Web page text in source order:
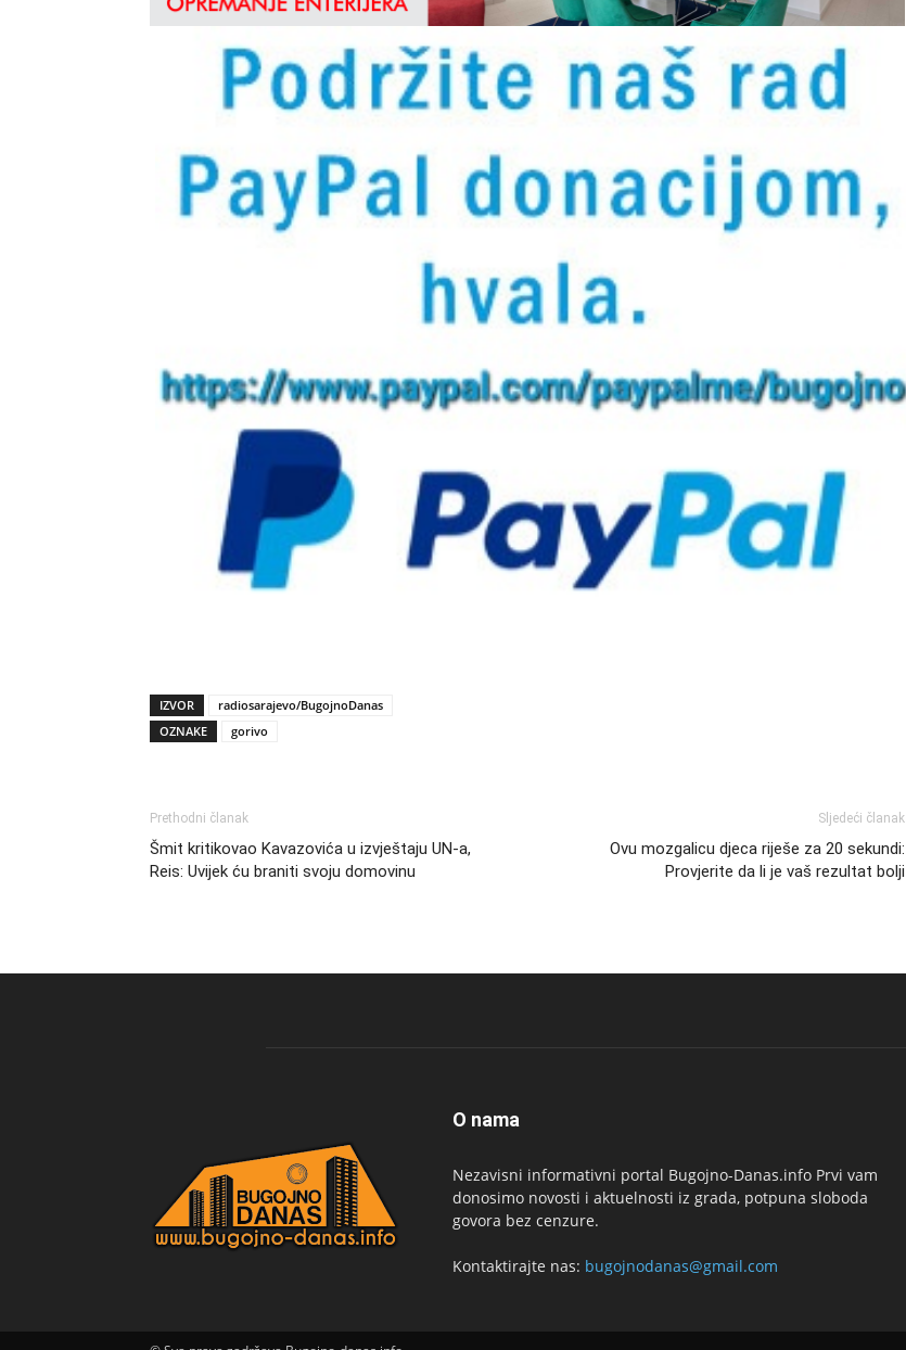
IZVOR
radiosarajevo/BugojnoDanas
OZNAKE
gorivo
Prethodni članak
Šmit kritikovao Kavazovića u izvještaju UN-a,
Reis: Uvijek ću braniti svoju domovinu
Sljedeći članak
Ovu mozgalicu djeca riješe za 20 sekundi:
Provjerite da li je vaš rezultat bolji
O nama
Nezavisni informativni portal Bugojno-Danas.info Prvi vam
donosimo novosti i aktuelnosti iz grada, potpuna sloboda
govora bez cenzure.
Kontaktirajte nas: bugojnodanas@gmail.com